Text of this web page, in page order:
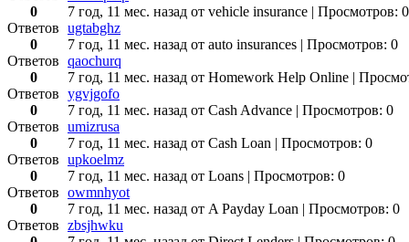
0
7 год, 11 мес. назад от vehicle insurance | Просмотров: 0
Ответов
0
ugtabghz
7 год, 11 мес. назад от auto insurances | Просмотров: 0
Ответов
0
qaochurq
7 год, 11 мес. назад от Homework Help Online |
Ответов
0
ygvjgofo
7 год, 11 мес. назад от Cash Advance | Просмотров: 0
Ответов
0
umizrusa
7 год, 11 мес. назад от Cash Loan | Просмотров: 0
Ответов
0
upkoelmz
7 год, 11 мес. назад от Loans | Просмотров: 0
Ответов
0
owmnhyot
7 год, 11 мес. назад от A Payday Loan | Просмотров: 0
Ответов zbsjhwku